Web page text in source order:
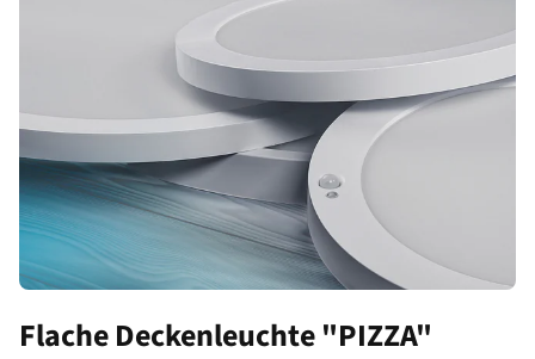
Flache Deckenleuchte "PIZZA"